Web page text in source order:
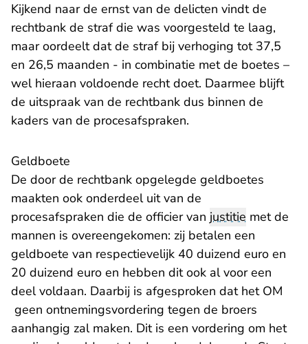
Kijkend naar de ernst van de delicten vindt de
rechtbank de straf die was voorgesteld te laag,
maar oordeelt dat de straf bij verhoging tot 37,5
en 26,5 maanden - in combinatie met de boetes –
wel hieraan voldoende recht doet. Daarmee blijft
de uitspraak van de rechtbank dus binnen de
kaders van de procesafspraken.
Geldboete
De door de rechtbank opgelegde geldboetes
maakten ook onderdeel uit van de
procesafspraken die de officier van justitie met de
mannen is overeengekomen: zij betalen een
geldboete van respectievelijk 40 duizend euro en
20 duizend euro en hebben dit ook al voor een
deel voldaan. Daarbij is afgesproken dat het OM
geen ontnemingsvordering tegen de broers
aanhangig zal maken. Dit is een vordering om het